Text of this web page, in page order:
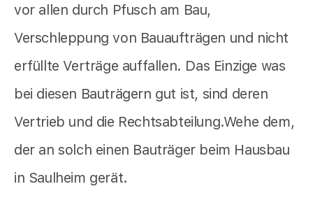
vor allen durch Pfusch am Bau,
Verschleppung von Bauaufträgen und nicht
erfüllte Verträge auffallen. Das Einzige was
bei diesen Bauträgern gut ist, sind deren
Vertrieb und die Rechtsabteilung.Wehe dem,
der an solch einen Bauträger beim Hausbau
in Saulheim gerät.